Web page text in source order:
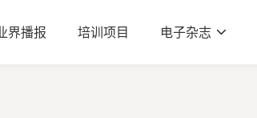
界播报 培训项目 电子杂志